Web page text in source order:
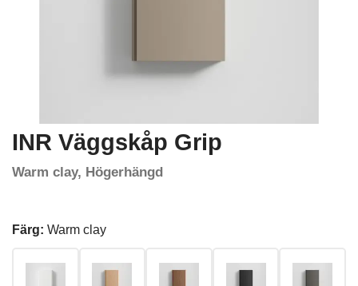
INR Väggskåp Grip
Warm clay, Högerhängd
Färg: Warm clay